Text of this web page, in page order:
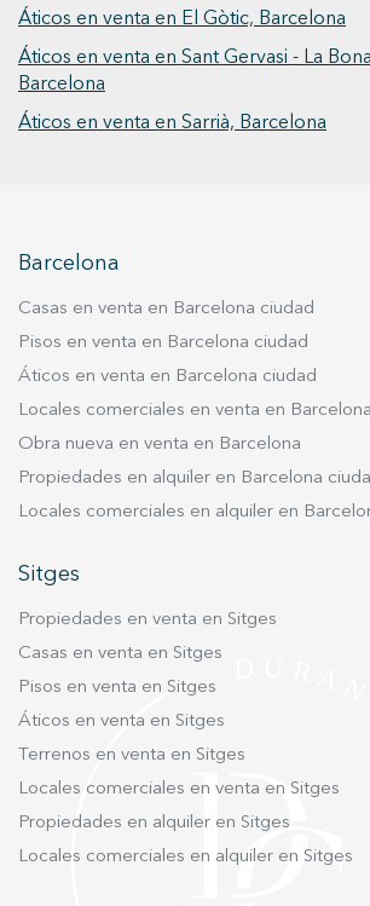
toda la propiedad. Dos dormitorios principal en
suite con vestidor y despacho en
, Segundo Dormitorio y un segundo
residencia céntrica, elegante,
descubrir todo lo que tiene para
Áticos en venta en El Gòtic, Barcelona
Áticos en venta en Sant Gervasi - La
Barcelona
Áticos en venta en Sarrià, Barcelona
Barcelona
Casas en venta en Barcelona ciudad
Pisos en venta en Barcelona ciudad
Áticos en venta en Barcelona ciudad
Locales comerciales en venta en
Obra nueva en venta en Barcelona
Propiedades en alquiler en Barcelona
Locales comerciales en alquiler en
Sitges
Propiedades en venta en Sitges
Casas en venta en Sitges
Pisos en venta en Sitges
Áticos en venta en Sitges
Terrenos en venta en Sitges
Locales comerciales en venta en Sitges
Propiedades en alquiler en Sitges
Locales comerciales en alquiler en Sitges